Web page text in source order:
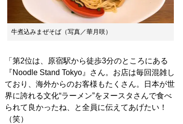
牛煮込みまぜそば（写真／華月咲）
「第2位は、原宿駅から徒歩3分のところにある
『Noodle Stand Tokyo』さん。お店は毎回混雑し
ており、海外からのお客様もたくさん。日本が世
界に誇れる文化“ラーメン”をヌースタさんで食べ
られて良かったね、と全員に伝えてあげたい！
（笑）